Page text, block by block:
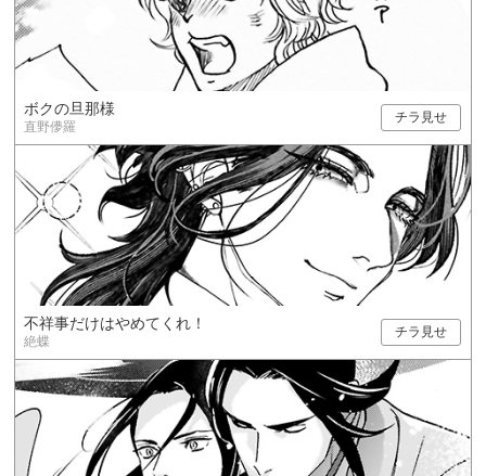
ボクの旦那様
直野儚羅
チラ見せ
不祥事だけはやめてくれ！
絶蝶
チラ見せ